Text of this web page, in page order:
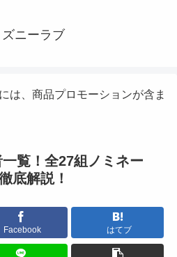
ニーラブ
は、商品プロモーションが含ま
覧！全27組ノミネー
底解説！
Facebook はてブ